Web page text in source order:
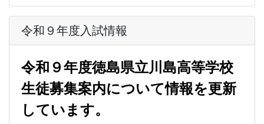
令和９年度入試情報
令和９年度徳島県立川島高等学校
生徒募集案内について情報を更新
しています。